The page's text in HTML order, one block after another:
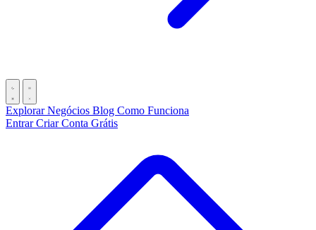
Explorar Negócios Blog Como Funciona
EntrarCriar Conta Grátis